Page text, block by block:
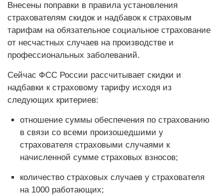
Внесены поправки в правила установления
страхователям скидок и надбавок к страховым
тарифам на обязательное социальное страхование
от несчастных случаев на производстве и
профессиональных заболеваний.
Сейчас ФСС России рассчитывает скидки и
надбавки к страховому тарифу исходя из
следующих критериев:
отношение суммы обеспечения по страхованию
в связи со всеми произошедшими у
страхователя страховыми случаями к
начисленной сумме страховых взносов;
количество страховых случаев у страхователя
на 1000 работающих;